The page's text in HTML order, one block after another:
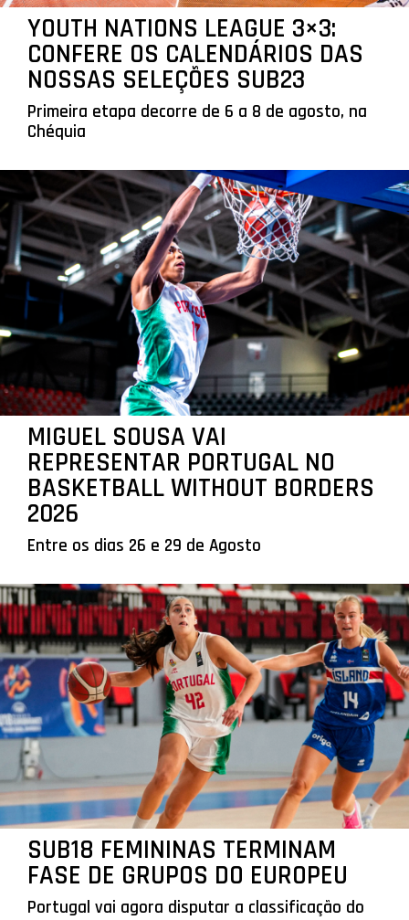
YOUTH NATIONS LEAGUE 3×3:
CONFERE OS CALENDÁRIOS DAS
NOSSAS SELEÇÕES SUB23
Primeira etapa decorre de 6 a 8 de agosto, na
Chéquia
MIGUEL SOUSA VAI
REPRESENTAR PORTUGAL NO
BASKETBALL WITHOUT BORDERS
2026
Entre os dias 26 e 29 de Agosto
SUB18 FEMININAS TERMINAM
FASE DE GRUPOS DO EUROPEU
Portugal vai agora disputar a classificação do